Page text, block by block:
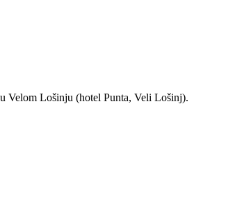
Velom Lošinju (hotel Punta, Veli Lošinj).